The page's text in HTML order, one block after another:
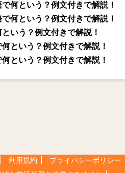
で何という？例文付きで解説！
で何という？例文付きで解説！
という？例文付きで解説！
何という？例文付きで解説！
何という？例文付きで解説！
利用規約
プライバシーポリシー